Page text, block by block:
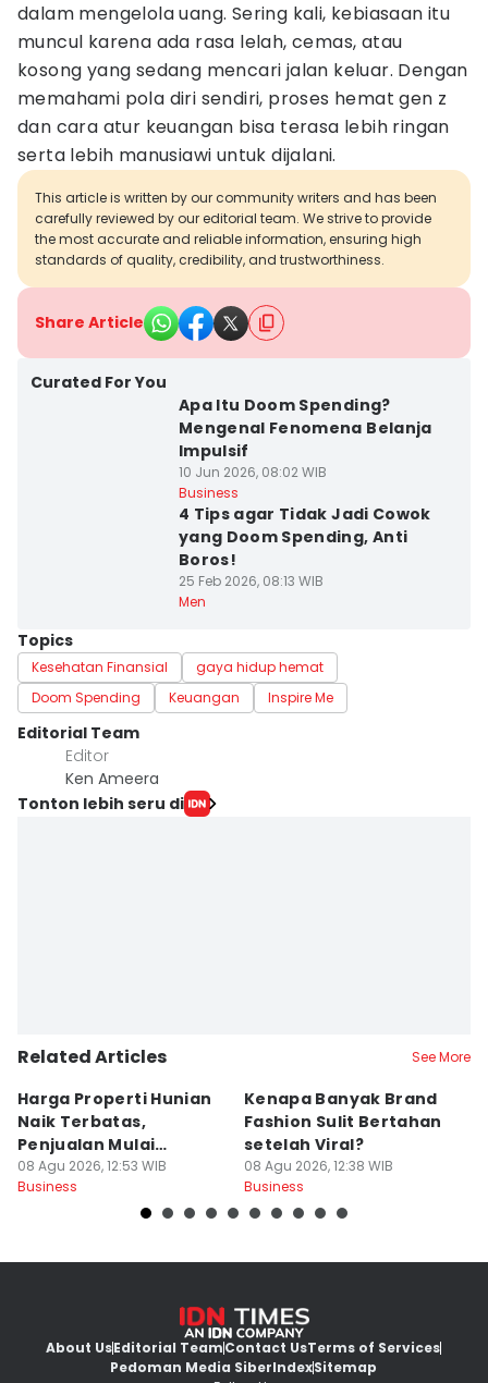
dalam mengelola uang. Sering kali, kebiasaan itu
muncul karena ada rasa lelah, cemas, atau
kosong yang sedang mencari jalan keluar. Dengan
memahami pola diri sendiri, proses hemat gen z
dan cara atur keuangan bisa terasa lebih ringan
serta lebih manusiawi untuk dijalani.
This article is written by our community writers and has been
carefully reviewed by our editorial team. We strive to provide
the most accurate and reliable information, ensuring high
standards of quality, credibility, and trustworthiness.
Share Article
Curated For You
Apa Itu Doom Spending?
Mengenal Fenomena Belanja
Impulsif
10 Jun 2026, 08:02 WIB
Business
4 Tips agar Tidak Jadi Cowok
yang Doom Spending, Anti
Boros!
25 Feb 2026, 08:13 WIB
Men
Topics
Kesehatan Finansial
gaya hidup hemat
Doom Spending
Keuangan Inspire Me
Editorial Team
Editor
Ken Ameera
Tonton lebih seru di
Related Articles See More
Harga Properti Hunian
Naik Terbatas,
Penjualan Mulai
Membaik
08 Agu 2026, 12:53 WIB
Business
Kenapa Banyak Brand
Fashion Sulit Bertahan
setelah Viral?
08 Agu 2026, 12:38 WIB
Business
About UsEditorial TeamContact UsTerms of Services
Pedoman Media SiberIndexSitemap